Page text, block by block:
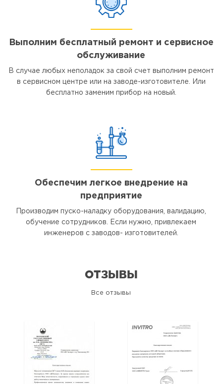
Выполним бесплатный ремонт и сервисное
обслуживание
В случае любых неполадок за свой счет выполним ремонт
в сервисном центре или на заводе-изготовителе. Или
бесплатно заменим прибор на новый.
Обеспечим легкое внедрение на
предприятие
Производим пуско-наладку оборудования, валидацию,
обучение сотрудников. Если нужно, привлекаем
инженеров с заводов- изготовителей.
ОТЗЫВЫ
Все отзывы